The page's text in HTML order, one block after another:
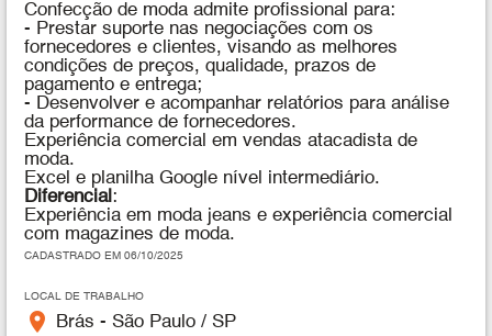
Confecção de moda admite profissional para:
- Prestar suporte nas negociações com os
fornecedores e clientes, visando as melhores
condições de preços, qualidade, prazos de
pagamento e entrega;
- Desenvolver e acompanhar relatórios para análise
da performance de fornecedores.
Experiência comercial em vendas atacadista de
moda.
Excel e planilha Google nível intermediário.
Diferencial :
Experiência em moda jeans e experiência comercial
com magazines de moda.
CADASTRADO EM 06/10/2025
LOCAL DE TRABALHO
place Brás - São Paulo / SP